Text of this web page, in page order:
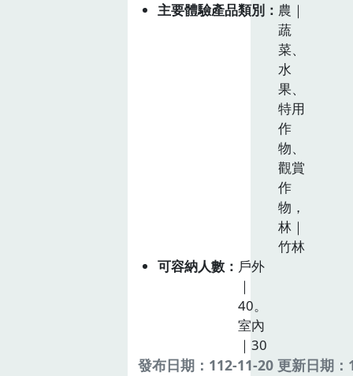
主要體驗產品類別
農｜
蔬
菜、
水
果、
特用
作
物、
觀賞
作
物，
林｜
竹林
可容納人數
戶外
｜
40。
室內
｜30
發布日期：112-11-20 更新日期